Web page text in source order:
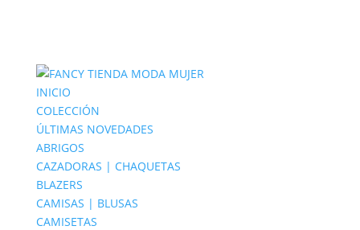
INICIO
COLECCIÓN
ÚLTIMAS NOVEDADES
ABRIGOS
CAZADORAS | CHAQUETAS
BLAZERS
CAMISAS | BLUSAS
CAMISETAS